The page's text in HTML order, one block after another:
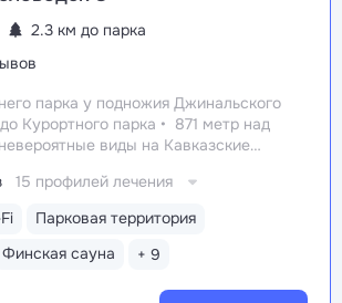
2.3 км до парка
парка у подножия Джинальского
Курортного парка
871 метр над
виды на Кавказские
расположены лучшие
Кисловодска
водой трех курортов:
4», «Славяновская»
8 га с тремя собственными
Парковая территория
Финская сауна + 9
15 профилей лечения